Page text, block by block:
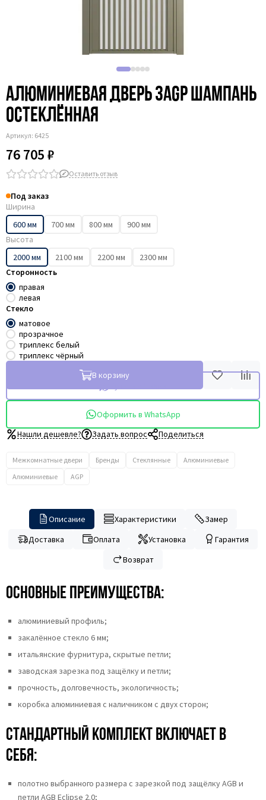
Алюминиевая дверь 3AGP шампань
остеклённая
Артикул: 6425
76 705 ₽
Оставить отзыв
Под заказ
Ширина
600 мм
700 мм 800 мм
900 мм
Высота
2000 мм
2100 мм 2200 мм
2300 мм
Сторонность
правая
левая
Стекло
матовое
прозрачное
триплекс белый
триплекс чёрный
В корзину
Оформить в WhatsApp
Нашли дешевле?
Задать вопрос Поделиться
Межкомнатные двери Бренды Стеклянные
Алюминиевые
Алюминиевые
AGP
Описание Характеристики
Замер
Доставка
Оплата Установка
Гарантия
Возврат
Основные преимущества:
алюминиевый профиль;
закалённое стекло 6 мм;
итальянские фурнитура, скрытые петли;
заводская зарезка под защёлку и петли;
прочность, долговечность, экологичность;
коробка алюминиевая с наличником с двух сторон;
Стандартный комплект включает в
себя:
полотно выбранного размера с зарезкой под защёлку AGB и
петли AGB Eclipse 2.0;